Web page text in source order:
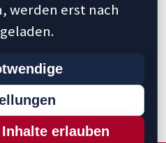
15 20 25
30
werden erst nach
erlauben